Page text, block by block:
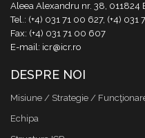
Aleea Alexandru nr. 38, 011824
Tel.: (+4) 031 71 00 627, (+4)
Fax: (+4) 031 71 00 607
E-mail: icr@icr.ro
DESPRE NOI
Misiune / Strategie /
Echipa